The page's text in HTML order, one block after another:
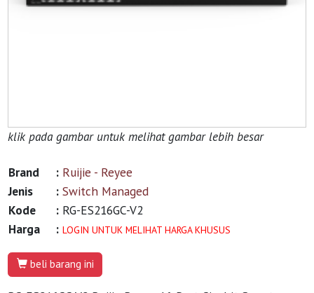
klik pada gambar untuk melihat gambar lebih besar
Brand : Ruijie - Reyee
Jenis
: Switch Managed
Kode
: RG-ES216GC-V2
Harga
: LOGIN UNTUK MELIHAT HARGA KHUSUS
beli barang ini